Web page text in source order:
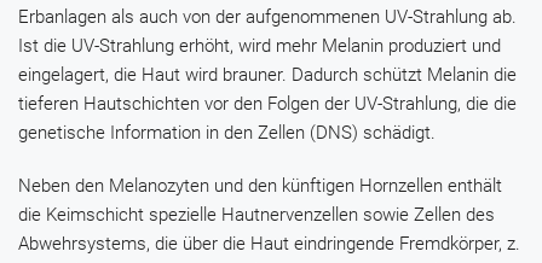
Erbanlagen als auch von der aufgenommenen UV-Strahlung ab.
Ist die UV-Strahlung erhöht, wird mehr Melanin produziert und
eingelagert, die Haut wird brauner. Dadurch schützt Melanin die
tieferen Hautschichten vor den Folgen der UV-Strahlung, die die
genetische Information in den Zellen (DNS) schädigt.
Neben den Melanozyten und den künftigen Hornzellen enthält
die Keimschicht spezielle Hautnervenzellen sowie Zellen des
Abwehrsystems, die über die Haut eindringende Fremdkörper, z.